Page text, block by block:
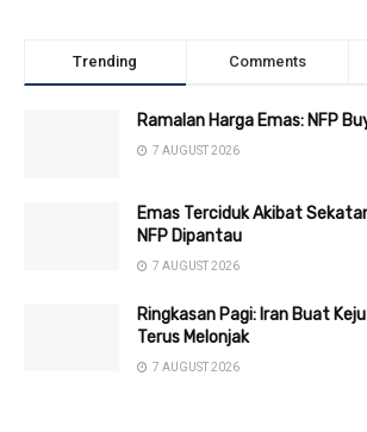
Trending Comments
Ramalan Harga Emas: NFP
7 AUGUST 2026
Emas Terciduk Akibat
NFP Dipantau
7 AUGUST 2026
Ringkasan Pagi: Iran Buat
Terus Melonjak
7 AUGUST 2026